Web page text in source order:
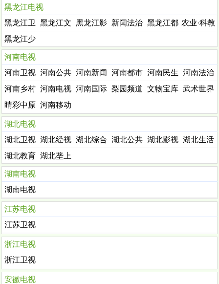
新闻
黑龙江电视
黑龙江卫
视
黑龙江文 黑龙江影
新闻法治 黑龙江都 农业·科教
黑龙江少
儿
河南电视
河南卫视 河南公共 河南新闻 河南都市 河南民生 河南法治
河南乡村 河南电视
剧
河南国际 梨园频道 文物宝库 武术世界
睛彩中原 河南移动
湖北电视
湖北卫视 湖北经视 湖北综合 湖北公共 湖北影视 湖北生活
湖北教育 湖北垄上
湖南电视
湖南电视
江苏电视
江苏卫视
浙江电视
浙江卫视
安徽电视